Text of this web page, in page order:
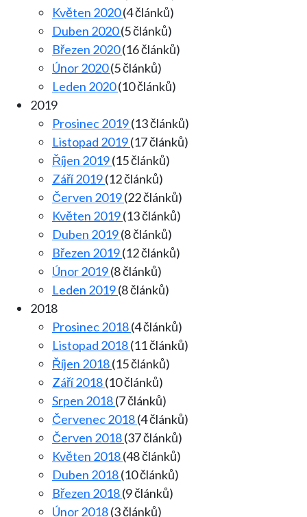
Květen 2020(4 článků)
Duben 2020(5 článků)
Březen 2020(16 článků)
Únor 2020(5 článků)
Leden 2020(10 článků)
2019
Prosinec 2019(13 článků)
Listopad 2019(17 článků)
Říjen 2019(15 článků)
Září 2019(12 článků)
Červen 2019(22 článků)
Květen 2019(13 článků)
Duben 2019(8 článků)
Březen 2019(12 článků)
Únor 2019(8 článků)
Leden 2019(8 článků)
2018
Prosinec 2018(4 článků)
Listopad 2018(11 článků)
Říjen 2018(15 článků)
Září 2018(10 článků)
Srpen 2018(7 článků)
Červenec 2018(4 článků)
Červen 2018(37 článků)
Květen 2018(48 článků)
Duben 2018(10 článků)
Březen 2018(9 článků)
Únor 2018(3 článků)